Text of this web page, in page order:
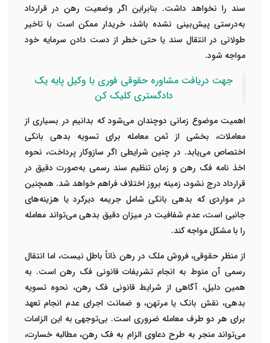
سند را نخواهد داشت. بنابراین اگر وضعیت رهن در قرارداد
به‌درستی پیش‌بینی نشده باشد، خریدار ممکن است با تاخیر
طولانی در انتقال سند یا حتی خطر از دست دادن سرمایه خود
مواجه شود.
جهت دریافت مشاوره حقوقی فوری با وکیل پایه یک
دادگستری کلیک کن
اهمیت موضوع زمانی دوچندان می‌شود که بدانیم در بسیاری از
معاملات، بخشی از ثمن معامله برای تسویه بدهی بانکی
اختصاص می‌یابد. در چنین شرایطی اگر سازوکار پرداخت، نحوه
اخذ نامه فک رهن و زمان تنظیم سند رسمی به‌صورت دقیق در
قرارداد درج نشود، زمینه بروز اختلاف فراهم خواهد شد. همچنین
در مواردی که بدهی بانکی شامل جریمه دیرکرد یا هزینه‌های
جانبی است، عدم شفافیت در میزان دقیق بدهی می‌تواند معامله
را با مشکل مواجه کند.
از منظر حقوقی، فروش ملک در رهن ذاتاً باطل نیست، اما انتقال
رسمی آن منوط به انجام تشریفات قانونی فک رهن است. به
همین دلیل، آگاهی از شرایط قانونی فک رهن، نحوه تسویه
بدهی، نقش بانک یا مرتهن، و ضمانت اجرای عدم انجام تعهد
برای هر دو طرف معامله ضروری است. بی‌توجهی به این الزامات
می‌تواند منجر به طرح دعاوی الزام به فک رهن، مطالبه خسارت،